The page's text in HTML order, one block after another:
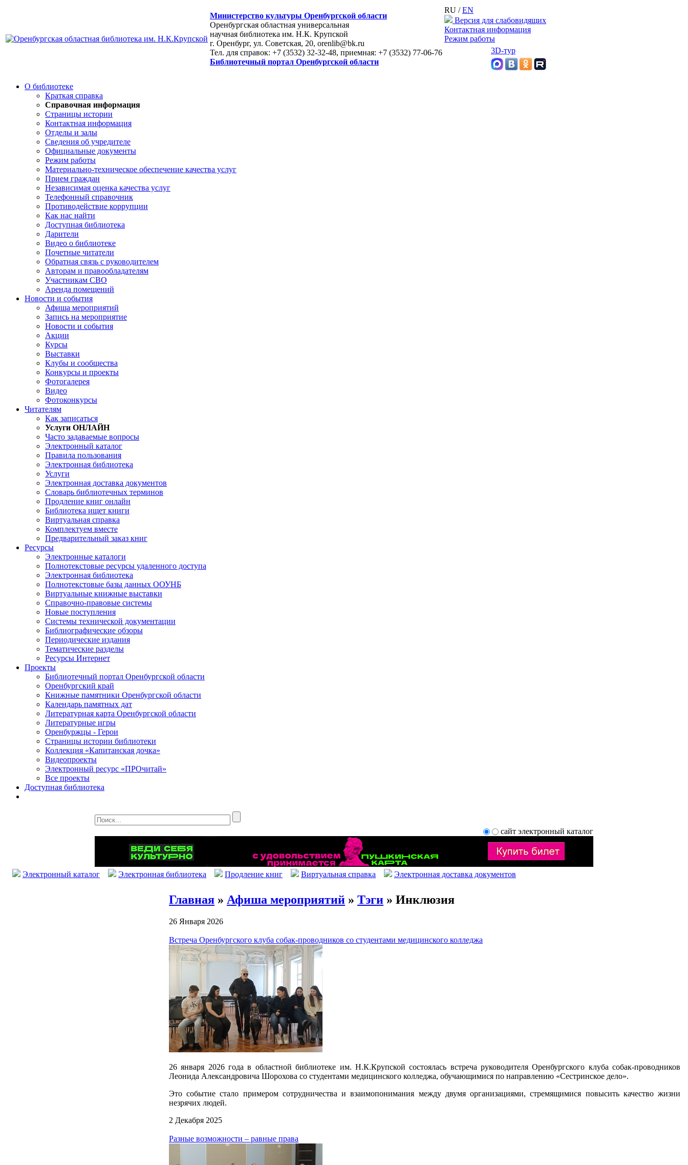
Министерство культуры Оренбургской области
Оренбургская областная универсальная
научная библиотека им. Н.К. Крупской
г. Оренбург, ул. Советская, 20, orenlib@bk.ru
Тел. для справок: +7 (3532) 32-32-48, приемная: +7 (3532) 77-06-76
Библиотечный портал Оренбургской области
RU /EN
Версия для слабовидящих
Контактная информация
Режим работы
3D-тур
О библиотеке
Краткая справка
Справочная информация
Страницы истории
Контактная информация
Отделы и залы
Сведения об учредителе
Официальные документы
Режим работы
Материально-техническое обеспечение качества услуг
Прием граждан
Независимая оценка качества услуг
Телефонный справочник
Противодействие коррупции
Как нас найти
Доступная библиотека
Дарители
Видео о библиотеке
Почетные читатели
Обратная связь с руководителем
Авторам и правообладателям
Участникам СВО
Аренда помещений
Новости и события
Афиша мероприятий
Запись на мероприятие
Новости и события
Акции
Курсы
Выставки
Клубы и сообщества
Конкурсы и проекты
Фотогалерея
Видео
Фотоконкурсы
Читателям
Как записаться
Услуги ОНЛАЙН
Часто задаваемые вопросы
Электронный каталог
Правила пользования
Электронная библиотека
Услуги
Электронная доставка документов
Словарь библиотечных терминов
Продление книг онлайн
Библиотека ищет книги
Виртуальная справка
Комплектуем вместе
Предварительный заказ книг
Ресурсы
Электронные каталоги
Полнотекстовые ресурсы удаленного доступа
Электронная библиотека
Полнотекстовые базы данных ООУНБ
Виртуальные книжные выставки
Справочно-правовые системы
Новые поступления
Cистемы технической документации
Библиографические обзоры
Периодические издания
Тематические разделы
Ресурсы Интернет
Проекты
Библиотечный портал Оренбургской области
Оренбургский край
Книжные памятники Оренбургской области
Календарь памятных дат
Литературная карта Оренбургской области
Литературные игры
Оренбуржцы - Герои
Страницы истории библиотеки
Коллекция «Капитанская дочка»
Видеопроекты
Электронный ресурс «ПРОчитай»
Все проекты
Доступная библиотека
сайт электронный каталог
Электронный каталог Электронная библиотека Продление книг Виртуальная справка Электронная доставка документов
Главная » Афиша мероприятий » Тэги » Инклюзия
26 Января 2026
Встреча Оренбургского клуба собак-проводников со студентами медицинского колледжа
26 января 2026 года в областной библиотеке им. Н.К.Крупской состоялась встреча руководителя Оренбургского клуба собак-проводников
Леонида Александровича Шорохова со студентами медицинского колледжа, обучающимися по направлению «Сестринское дело».
Это событие стало примером сотрудничества и взаимопонимания между двумя организациями, стремящимися повысить качество жизни
незрячих людей.
2 Декабря 2025
Разные возможности – равные права